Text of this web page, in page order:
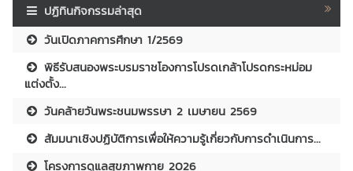
ปฏิทินกิจกรรมล่าสุด
วันเปิดภาคการศึกษา 1/2569
พิธีรับสนองพระบรมราชโองการโปรดเกล้าโปรดกระหม่อม
แต่งตั้ง...
วันคล้ายวันพระชนมพรรษา 2 เมษายน 2569
สัมมนาเชิงปฏิบัติการเพื่อให้ความรู้เกี่ยวกับการดำเนินการ...
โครงการดูแลสุขภาพกาย 2026